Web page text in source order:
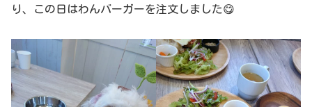
り、この日はわんバーガーを注文しました😋